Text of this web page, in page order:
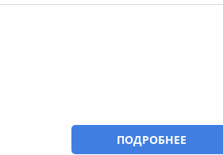
ПОДРОБНЕЕ